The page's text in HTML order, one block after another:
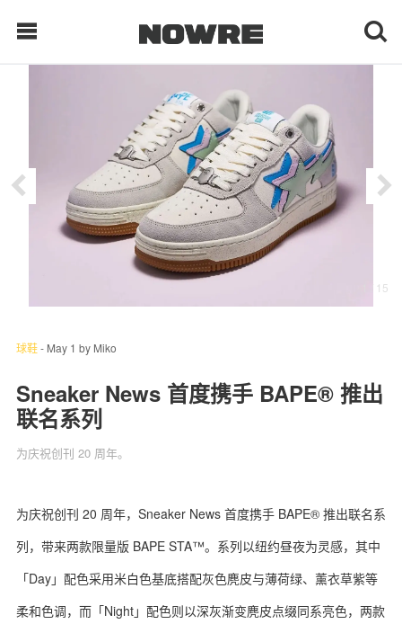
每日鲜榨
现客视点
每日栏目
时 尚
球 鞋
科 技
/ 15
球鞋- May 1 by Miko
Sneaker News 首度携手 BAPE® 推出
联名系列
为庆祝创刊 20 周年。
为庆祝创刊 20 周年，Sneaker News 首度携手 BAPE® 推出联名系
列，带来两款限量版 BAPE STA™。系列以纽约昼夜为灵感，其中
「Day」配色采用米白色基底搭配灰色麂皮与薄荷绿、薰衣草紫等
柔和色调，而「Night」配色则以深灰渐变麂皮点缀同系亮色，两款